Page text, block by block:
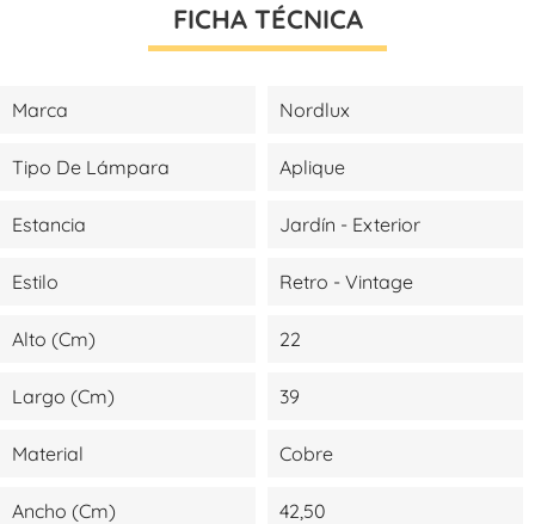
FICHA TÉCNICA
Marca Nordlux
Tipo De Lámpara Aplique
Estancia Jardín - Exterior
Estilo Retro - Vintage
Alto (cm) 22
Largo (cm) 39
Material Cobre
Ancho (cm) 42,50